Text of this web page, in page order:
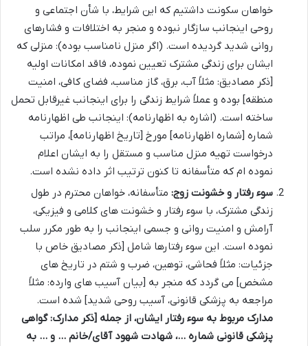
خواهان سکونت داشتیم که این شرایط، با شأن اجتماعی و
روحی اینجانب سازگار نبوده و منجر به اختلافات و فشارهای
روانی شدید گردیده است. (اگر منزل نامناسب بوده): منزلی که
ایشان برای زندگی مشترک تعیین نموده، فاقد امکانات اولیه
[ذکر مصادیق: مثلاً آب، برق، گاز مناسب، فضای کافی، امنیت
منطقه] بوده و عملاً شرایط زندگی را برای اینجانب غیرقابل تحمل
ساخته است. (اشاره به اظهارنامه): اینجانب طی اظهارنامه
شماره [شماره اظهارنامه] مورخ [تاریخ اظهارنامه]، مراتب
درخواست تهیه منزل مناسب و مستقل را به ایشان اعلام
نموده ام که متأسفانه تا کنون ترتیب اثر داده نشده است.
سوء رفتار و خشونت زوج: متأسفانه، خواهان محترم در طول
زندگی مشترک، با سوء رفتار و خشونت های کلامی و فیزیکی،
آرامش و امنیت روانی و جسمی اینجانب را به طور مکرر سلب
نموده است. این سوء رفتارها شامل [ذکر مصادیق خاص با
جزئیات: مثلاً فحاشی، توهین، ضرب و شتم در تاریخ های
مشخص] می گردد که منجر به [بیان آسیب های وارده: مثلاً
مراجعه به پزشکی قانونی، آسیب روحی شدید] شده است.
مدارک مربوط به سوء رفتار ایشان، از جمله [ذکر مدارک: گواهی
پزشکی قانونی شماره …، شهادت شهود آقای/خانم … و … به